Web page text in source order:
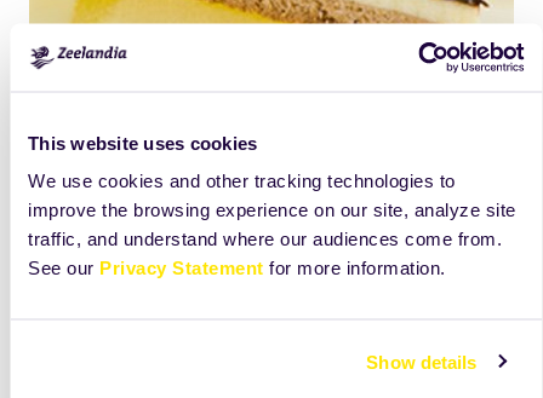
This website uses cookies
We use cookies and other tracking technologies to
improve the browsing experience on our site, analyze site
traffic, and understand where our audiences come from.
See our Privacy Statement for more information.
Show details